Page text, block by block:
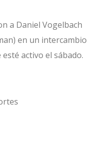
a Daniel Vogelbach
en un intercambio
activo el sábado.